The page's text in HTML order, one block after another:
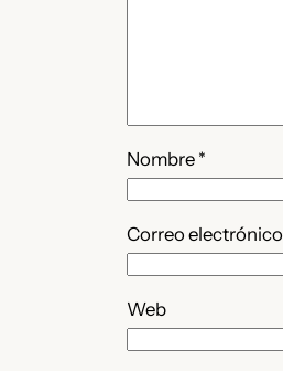
Nombre *
Correo electrónico
Web